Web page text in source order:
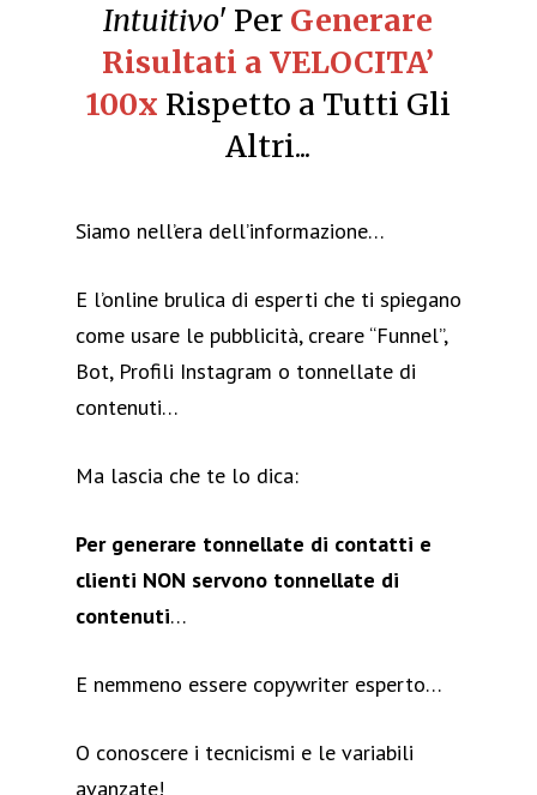
Intuitivo' Per Generare
Risultati a VELOCITA’
100x Rispetto a Tutti Gli
Altri...
Siamo nell’era dell’informazione…
E l’online brulica di esperti che ti spiegano
come usare le pubblicità, creare “Funnel”,
Bot, Profili Instagram o tonnellate di
contenuti…
Ma lascia che te lo dica:
Per generare tonnellate di contatti e
clienti NON servono tonnellate di
contenuti…
E nemmeno essere copywriter esperto…
O conoscere i tecnicismi e le variabili
avanzate!